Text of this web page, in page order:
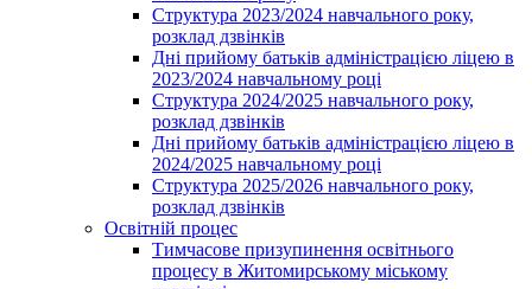
Структура 2023/2024 навчального року,
розклад дзвінків
Дні прийому батьків адміністрацією ліцею в
2023/2024 навчальному році
Структура 2024/2025 навчального року,
розклад дзвінків
Дні прийому батьків адміністрацією ліцею в
2024/2025 навчальному році
Структура 2025/2026 навчального року,
розклад дзвінків
Освітній процес
Тимчасове призупинення освітнього
процесу в Житомирському міському